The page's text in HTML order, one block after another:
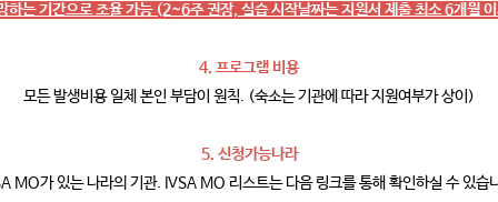
하는 기간으로 조율 가능 (2~6주 권장, 실습 시작날짜는 지원서 제출 최소 6개월
4. 프로그램 비용
모든 발생비용 일체 본인 부담이 원칙. (숙소는 기관에 따라 지원여부가 상이)
5. 신청가능나라
MO가 있는 나라의 기관. IVSA MO 리스트는 다음 링크를 통해 확인하실 수 있습